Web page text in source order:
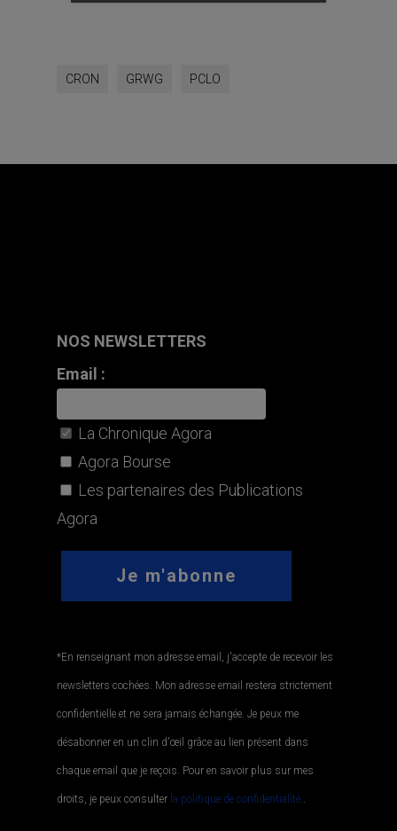
CRON GRWG PCLO
NOS NEWSLETTERS
Email :
La Chronique Agora
Agora Bourse
Les partenaires des Publications
Agora
*En renseignant mon adresse email, j'accepte de recevoir les
newsletters cochées. Mon adresse email restera strictement
confidentielle et ne sera jamais échangée. Je peux me
désabonner en un clin d'œil grâce au lien présent dans
chaque email que je reçois. Pour en savoir plus sur mes
droits, je peux consulter la politique de confidentialité..